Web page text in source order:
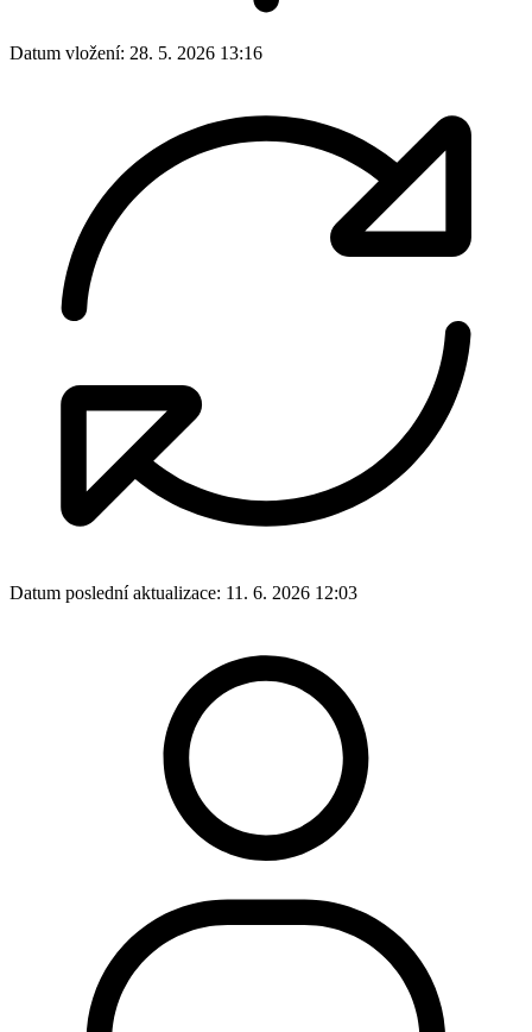
Datum vložení: 28. 5. 2026 13:16
Datum poslední aktualizace: 11. 6. 2026 12:03